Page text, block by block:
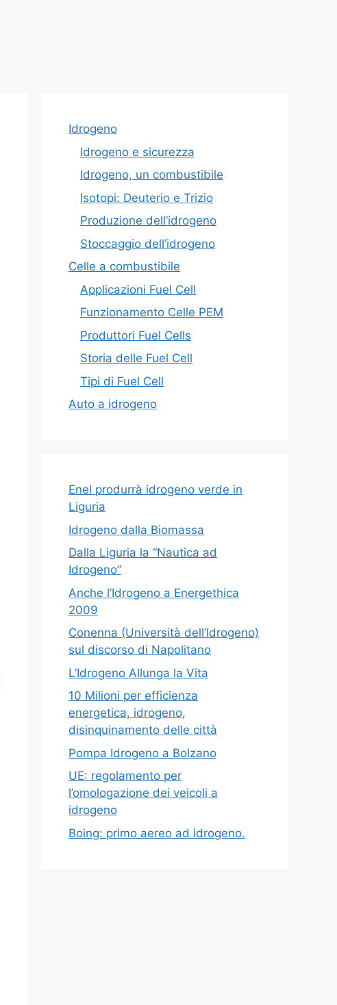
Idrogeno
Idrogeno e sicurezza
Idrogeno, un combustibile
Isotopi: Deuterio e Trizio
Produzione dell’idrogeno
Stoccaggio dell’idrogeno
Celle a combustibile
Applicazioni Fuel Cell
Funzionamento Celle PEM
Produttori Fuel Cells
Storia delle Fuel Cell
Tipi di Fuel Cell
Auto a idrogeno
Enel produrrà idrogeno verde in
Liguria
Idrogeno dalla Biomassa
Dalla Liguria la “Nautica ad
Idrogeno”
Anche l’Idrogeno a Energethica
2009
Conenna (Università dell’Idrogeno)
sul discorso di Napolitano
L’Idrogeno Allunga la Vita
10 Milioni per efficienza
energetica, idrogeno,
disinquinamento delle città
Pompa Idrogeno a Bolzano
UE: regolamento per
l’omologazione dei veicoli a
idrogeno
Boing: primo aereo ad idrogeno.